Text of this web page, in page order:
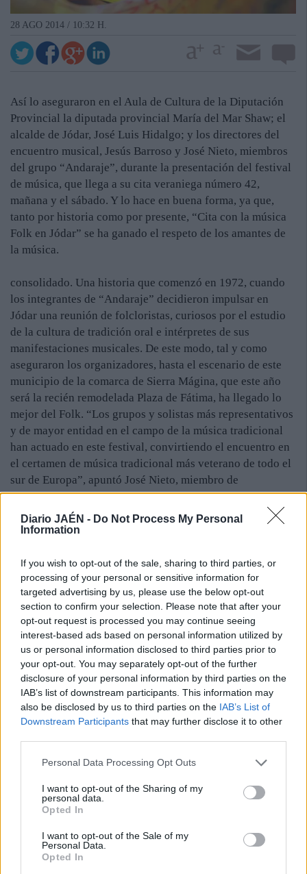
Diario JAÉN - Do Not Process My Personal
Information
If you wish to opt-out of the sale, sharing to third parties, or
processing of your personal or sensitive information for
targeted advertising by us, please use the below opt-out
section to confirm your selection. Please note that after your
opt-out request is processed you may continue seeing
interest-based ads based on personal information utilized by
us or personal information disclosed to third parties prior to
your opt-out. You may separately opt-out of the further
disclosure of your personal information by third parties on the
IAB’s list of downstream participants. This information may
also be disclosed by us to third parties on the IAB’s List of
Downstream Participants that may further disclose it to other
Personal Data Processing Opt Outs
I want to opt-out of the Sharing of my
personal data.
Opted In
I want to opt-out of the Sale of my
Personal Data.
Opted In
28 AGO 2014 / 10:32 H.
Así lo aseguraron en el Aula de Cultura de la Diputación
Provincial la diputada provincial María del Mar Shaw; el
alcalde de Jódar, José Luis Hidalgo; y los directores del
encuentro musical, Jesús Barroso y José Nieto, miembros
del grupo “Andaraje”, durante la presentación del festival
de música, que llega a su cita veraniega número 42,
mañana y el sábado. Y lo hace en buena forma, ya que,
tanto por historia como por presente, “Cita con la música
Folk en Jódar” se ha ganado el respeto de los amantes de
la música.
consolidado. Una historia que comenzó en 1972, cuando
los integrantes de “Andaraje” decidieron impulsar en
Jódar una reunión de folcloristas, curiosos por el estudio
de la cultura de tradición oral e intérpretes de sus
manifestaciones musicales. De este modo, tal y como
aseguraron los organizadores, hasta el escenario de este
municipio de la comarca de Sierra Mágina, que este año
será la recién remodelada Plaza de Fátima, ha llegado lo
mejor del Folk. “Los grupos y solistas más representativos
y de mayor entidad en el campo de la música tradicional
han actuado en este festival, convirtiendo el encuentro en
el certamen de música tradicional más veterano de todo el
sur de Europa”, apuntó José Nieto, miembro de
“Andaraje”.
Para su edición número 42, la organización ha preparado
una amplia y completa programación, que comenzará
con la compañía “Pepica y Los Bichejos”. Por su parte, el
sábado, a partir de las 12:00 horas, se realizará un
pasacalles, a cargo de “El tío de la pita”, mientras que, a
partir de las 21:30 horas, actuarán en la Plaza de Fátima el
cantante de estilo “Xavier de Bétera” y “Acetre”, el
peculiar grupo de la región bilingüe de la región de
Extremadura, Olivenza.